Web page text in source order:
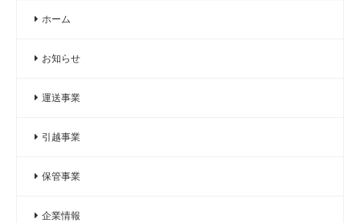
ホーム
お知らせ
運送事業
引越事業
保管事業
企業情報